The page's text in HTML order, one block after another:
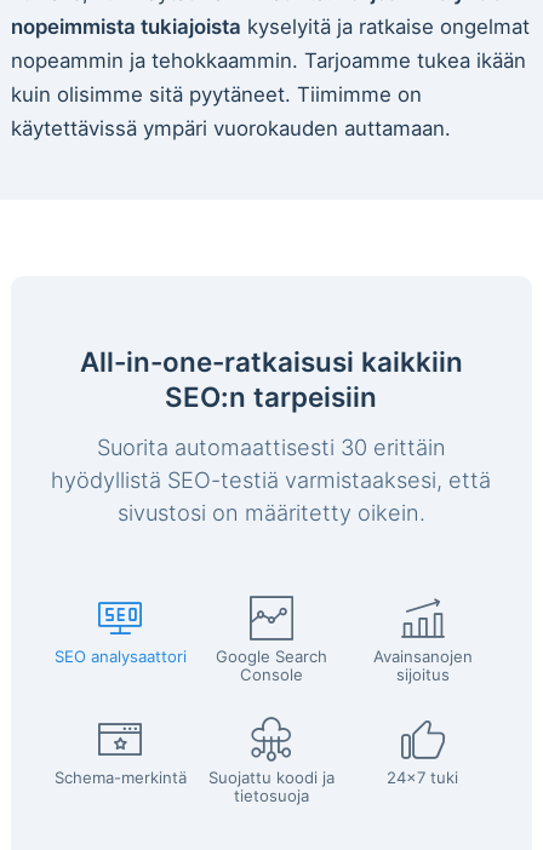
nopeimmista tukiajoista kyselyitä ja ratkaise ongelmat
nopeammin ja tehokkaammin. Tarjoamme tukea ikään
kuin olisimme sitä pyytäneet. Tiimimme on
käytettävissä ympäri vuorokauden auttamaan.
All-in-one-ratkaisusi kaikkiin
SEO:n tarpeisiin
Suorita automaattisesti 30 erittäin
hyödyllistä SEO-testiä varmistaaksesi, että
sivustosi on määritetty oikein.
SEO analysaattori
Google Search
Console
Avainsanojen
sijoitus
Schema-merkintä
Suojattu koodi ja
tietosuoja
24x7 tuki